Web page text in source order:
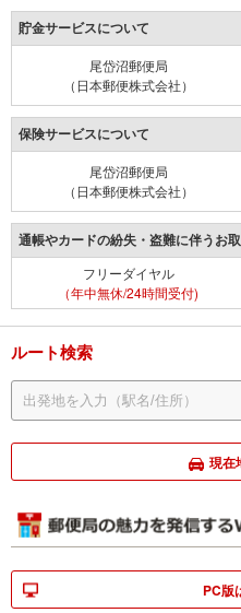
貯金サービスについて
尾岱沼郵便局
（日本郵便株式会社）
保険サービスについて
尾岱沼郵便局
（日本郵便株式会社）
通帳やカードの紛失・盗難に伴うお
フリーダイヤル
（年中無休/24時間受付)
ルート検索
現在
PC版